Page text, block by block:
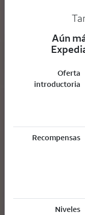
Aún
Oferta
introductoria
Recompensas
Niveles